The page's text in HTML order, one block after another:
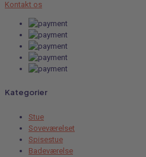
Kontakt os
Kategorier
Stue
Soveværelset
Spisestue
Badeværelse